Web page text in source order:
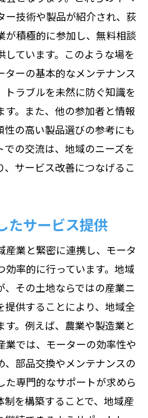
ー技術や製品が紹介され、荻
が積極的に参加し、無料相談
ています。このような場を
ーの基本的なメンテナンス
ラブルを未然に防ぐ知識を
す。また、他の参加者と情報
性の高い製品選びの参考にも
での交流は、地域のニーズを
、サービス改善につなげるこ
たサービス提供
産業と緊密に連携し、モータ
効率的に行っています。地域
その土地ならではの産業ニ
提供することにより、地域全
。例えば、農業や製造業と
業では、モーターの効率性や
、部品交換やメンテナンスの
た専門的なサポートが求めら
制を構築することで、地域産